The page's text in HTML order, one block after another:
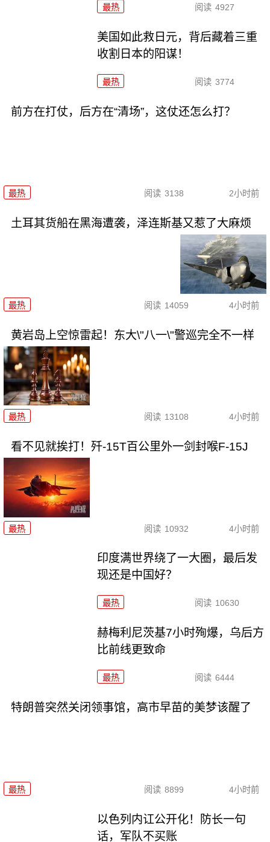
最热 阅读 4927
美国如此救日元，背后藏着三重
收割日本的阳谋！
最热 阅读 3774
前方在打仗，后方在“清场”，这仗还怎么打？
最热 阅读 3138 2小时前
土耳其货船在黑海遭袭，泽连斯基又惹了大麻烦
最热 阅读 14059 4小时前
黄岩岛上空惊雷起！东大\"八一\"警巡完全不一样
最热 阅读 13108 4小时前
看不见就挨打！歼-15T百公里外一剑封喉F-15J
最热 阅读 10932 4小时前
印度满世界绕了一大圈，最后发
现还是中国好？
最热 阅读 10630
赫梅利尼茨基7小时殉爆，乌后方
比前线更致命
最热 阅读 6444
特朗普突然关闭领事馆，高市早苗的美梦该醒了
最热 阅读 8899 4小时前
以色列内讧公开化！防长一句
话，军队不买账